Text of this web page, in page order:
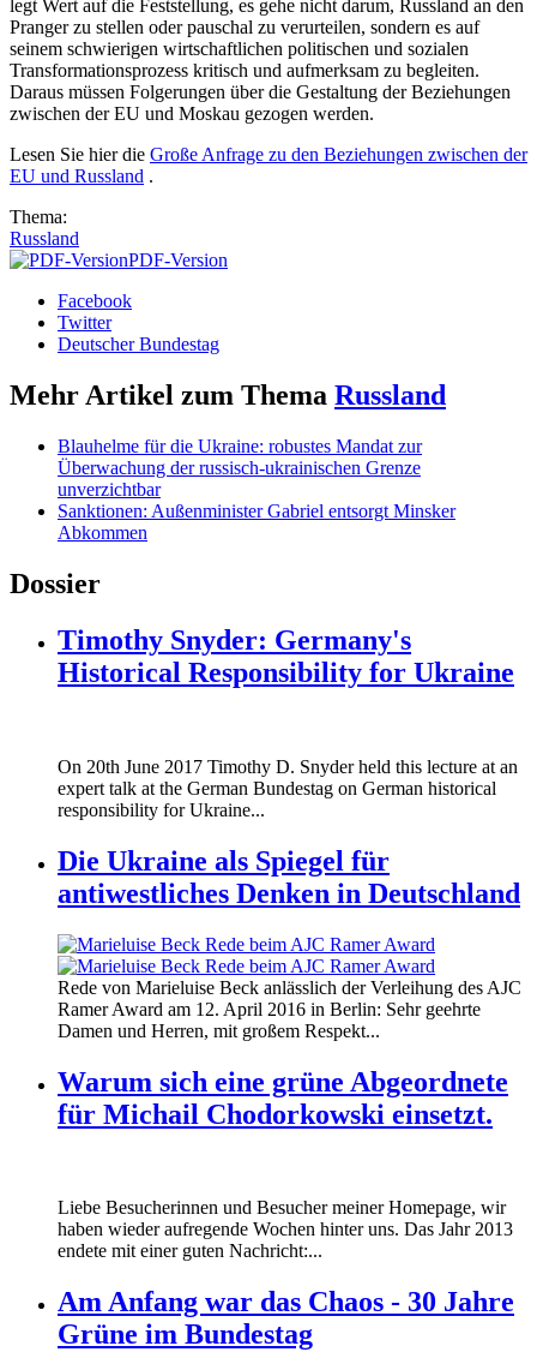
legt Wert auf die Feststellung, es gehe nicht darum, Russland an den
Pranger zu stellen oder pauschal zu verurteilen, sondern es auf
seinem schwierigen wirtschaftlichen politischen und sozialen
Transformationsprozess kritisch und aufmerksam zu begleiten.
Daraus müssen Folgerungen über die Gestaltung der Beziehungen
zwischen der EU und Moskau gezogen werden.
Lesen Sie hier die Große Anfrage zu den Beziehungen zwischen der
EU und Russland .
Thema:
Russland
PDF-Version
Facebook
Twitter
Deutscher Bundestag
Mehr Artikel zum Thema Russland
Blauhelme für die Ukraine: robustes Mandat zur
Überwachung der russisch-ukrainischen Grenze
unverzichtbar
Sanktionen: Außenminister Gabriel entsorgt Minsker
Abkommen
Dossier
Timothy Snyder: Germany's
Historical Responsibility for Ukraine
On 20th June 2017 Timothy D. Snyder held this lecture at an
expert talk at the German Bundestag on German historical
responsibility for Ukraine...
Die Ukraine als Spiegel für
antiwestliches Denken in Deutschland
160412_ramer_award.jpg
160412_ramer_award.jpg
Rede von Marieluise Beck anlässlich der Verleihung des AJC
Ramer Award am 12. April 2016 in Berlin: Sehr geehrte
Damen und Herren, mit großem Respekt...
Warum sich eine grüne Abgeordnete
für Michail Chodorkowski einsetzt.
Liebe Besucherinnen und Besucher meiner Homepage, wir
haben wieder aufregende Wochen hinter uns. Das Jahr 2013
endete mit einer guten Nachricht:...
Am Anfang war das Chaos - 30 Jahre
Grüne im Bundestag